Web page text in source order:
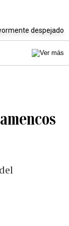
despejado